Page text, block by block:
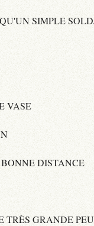
SIMPLE
VASE
DISTANCE
TRÈS GRANDE